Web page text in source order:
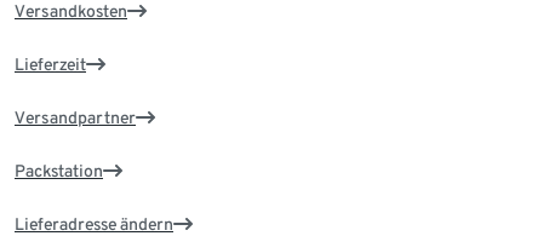
Versandkosten
Lieferzeit
Versandpartner
Packstation
Lieferadresse ändern